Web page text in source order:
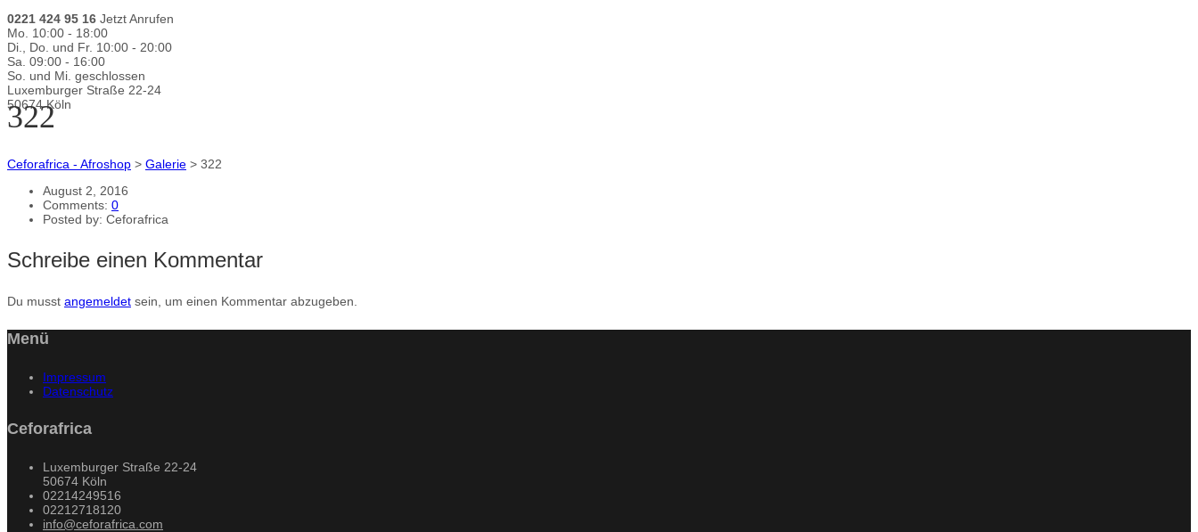
0221 424 95 16 Jetzt Anrufen
Mo. 10:00 - 18:00
Di., Do. und Fr. 10:00 - 20:00
Sa. 09:00 - 16:00
So. und Mi. geschlossen
Luxemburger Straße 22-24
50674 Köln
322
Ceforafrica - Afroshop > Galerie > 322
August 2, 2016
Comments: 0
Posted by: Ceforafrica
Schreibe einen Kommentar
Du musst angemeldet sein, um einen Kommentar abzugeben.
Menü
Impressum
Datenschutz
Ceforafrica
Luxemburger Straße 22-24
50674 Köln
02214249516
02212718120
info@ceforafrica.com